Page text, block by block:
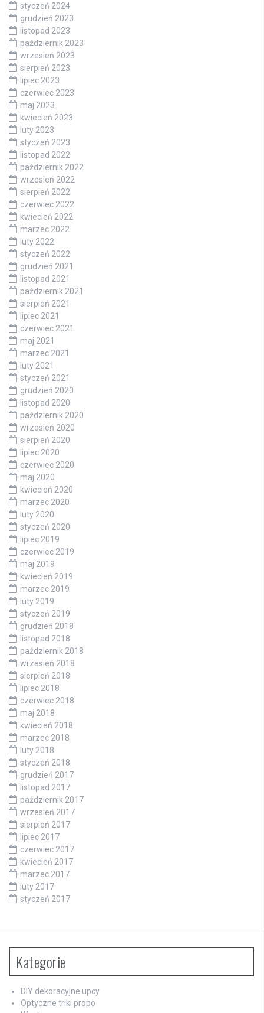
styczeń 2024
grudzień 2023
listopad 2023
październik 2023
wrzesień 2023
sierpień 2023
lipiec 2023
czerwiec 2023
maj 2023
kwiecień 2023
luty 2023
styczeń 2023
listopad 2022
październik 2022
wrzesień 2022
sierpień 2022
czerwiec 2022
kwiecień 2022
marzec 2022
luty 2022
styczeń 2022
grudzień 2021
listopad 2021
październik 2021
sierpień 2021
lipiec 2021
czerwiec 2021
maj 2021
marzec 2021
luty 2021
styczeń 2021
grudzień 2020
listopad 2020
październik 2020
wrzesień 2020
sierpień 2020
lipiec 2020
czerwiec 2020
maj 2020
kwiecień 2020
marzec 2020
luty 2020
styczeń 2020
lipiec 2019
czerwiec 2019
maj 2019
kwiecień 2019
marzec 2019
luty 2019
styczeń 2019
grudzień 2018
listopad 2018
październik 2018
wrzesień 2018
sierpień 2018
lipiec 2018
czerwiec 2018
maj 2018
kwiecień 2018
marzec 2018
luty 2018
styczeń 2018
grudzień 2017
listopad 2017
październik 2017
wrzesień 2017
sierpień 2017
lipiec 2017
czerwiec 2017
kwiecień 2017
marzec 2017
luty 2017
styczeń 2017
Kategorie
DIY dekoracyjne upcy
Optyczne triki propo